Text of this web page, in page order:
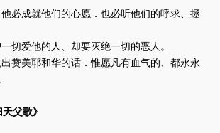
必成就他们的心愿．也必听他们的呼求、拯
切爱他的人、却要灭绝一切的恶人。
赞美耶和华的话．惟愿凡有血气的、都永永
父歌》